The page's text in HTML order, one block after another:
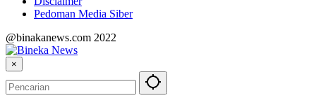
Pedoman Media Siber
@binakanews.com 2022
×